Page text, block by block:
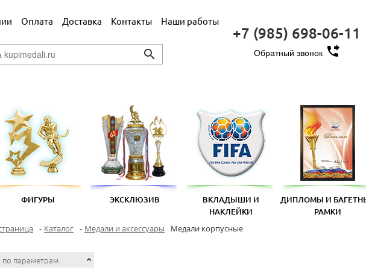
Оплата Доставка Контакты Наши работы
search
+7 (985) 698-06-11
Обратный звонок phone_forwarded
ФИГУРЫ ЭКСКЛЮЗИВ
ВКЛАДЫШИ И
НАКЛЕЙКИ
ДИПЛОМЫ И
РАМКИ
- Каталог - Медали и аксессуары Медали корпусные
параметрам